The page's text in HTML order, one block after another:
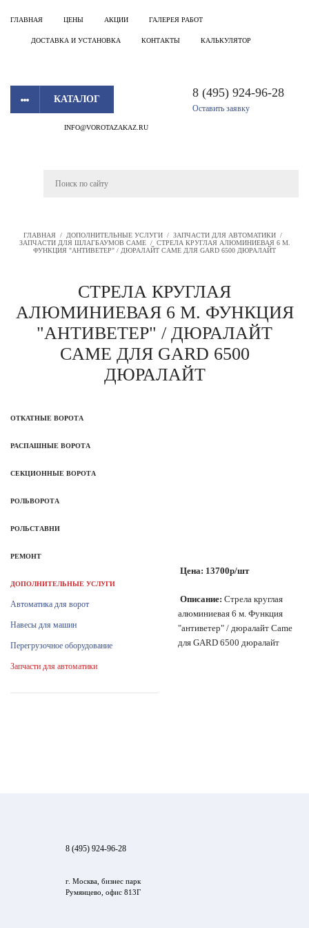
ГЛАВНАЯ ЦЕНЫ АКЦИИ ГАЛЕРЕЯ РАБОТ
ДОСТАВКА И УСТАНОВКА КОНТАКТЫ КАЛЬКУЛЯТОР
КАТАЛОГ 8 (495) 924-96-28
Оставить заявку
INFO@VOROTAZAKAZ.RU
ГЛАВНАЯ / ДОПОЛНИТЕЛЬНЫЕ УСЛУГИ / ЗАПЧАСТИ ДЛЯ АВТОМАТИКИ /
ЗАПЧАСТИ ДЛЯ ШЛАГБАУМОВ CAME / СТРЕЛА КРУГЛАЯ АЛЮМИНИЕВАЯ 6 М.
ФУНКЦИЯ "АНТИВЕТЕР" / ДЮРАЛАЙТ CAME ДЛЯ GARD 6500 ДЮРАЛАЙТ
СТРЕЛА КРУГЛАЯ
АЛЮМИНИЕВАЯ 6 М. ФУНКЦИЯ
"АНТИВЕТЕР" / ДЮРАЛАЙТ
CAME ДЛЯ GARD 6500
ДЮРАЛАЙТ
ОТКАТНЫЕ ВОРОТА
РАСПАШНЫЕ ВОРОТА
СЕКЦИОННЫЕ ВОРОТА
РОЛЬВОРОТА
РОЛЬСТАВНИ
РЕМОНТ
ДОПОЛНИТЕЛЬНЫЕ УСЛУГИ
Автоматика для ворот
Навесы для машин
Перегрузочное оборудование
Запчасти для автоматики
Цена: 13700р/шт
Описание: Стрела круглая
алюминиевая 6 м. Функция
"антиветер" / дюралайт Came
для GARD 6500 дюралайт
8 (495) 924-96-28
г. Москва, бизнес парк
Румянцево, офис 813Г